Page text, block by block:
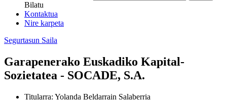
Bilatu
Kontaktua
Nire karpeta
Segurtasun Saila
Garapenerako Euskadiko Kapital-
Sozietatea - SOCADE, S.A.
Titularra: Yolanda Beldarrain Salaberria